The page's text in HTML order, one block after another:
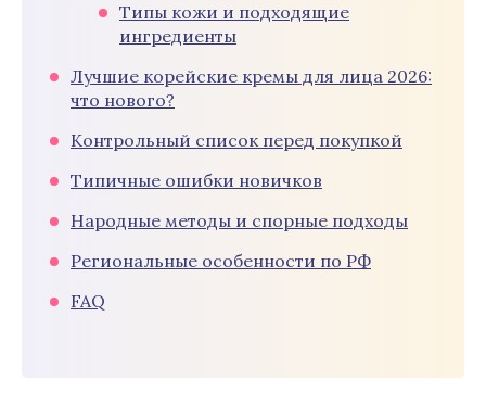
Типы кожи и подходящие
ингредиенты
Лучшие корейские кремы для лица 2026:
что нового?
Контрольный список перед покупкой
Типичные ошибки новичков
Народные методы и спорные подходы
Региональные особенности по РФ
FAQ